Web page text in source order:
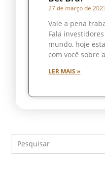
27 de março de
Vale a pena
Fala
mundo, hoje
com você sobre
LER MAIS »